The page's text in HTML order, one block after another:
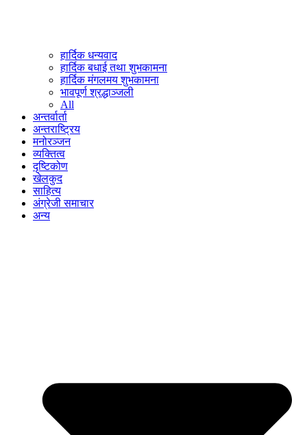
हार्दिक धन्यवाद
हार्दिक बधाई तथा शुभकामना
हार्दिक मंगलमय शुभकामना
भावपूर्ण श्रद्धाञ्जली
All
अन्तर्वार्ता
अन्तराष्ट्रिय
मनोरञ्जन
व्यक्तित्व
दृष्टिकोण
खेलकुद
साहित्य
अंग्रेजी समाचार
अन्य